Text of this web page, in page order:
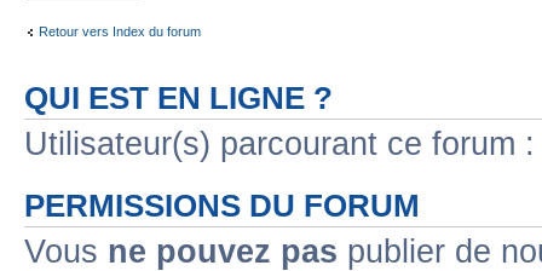
Retour vers Index du forum
QUI EST EN LIGNE ?
Utilisateur(s) parcourant ce forum
PERMISSIONS DU FORUM
Vous ne pouvez pas publier de